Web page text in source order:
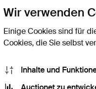
Beendet 16. Mai 2026
190 USD
Wir verwenden
Einige Cookies sind für
Cookies, die Sie selbst
Inhalte und